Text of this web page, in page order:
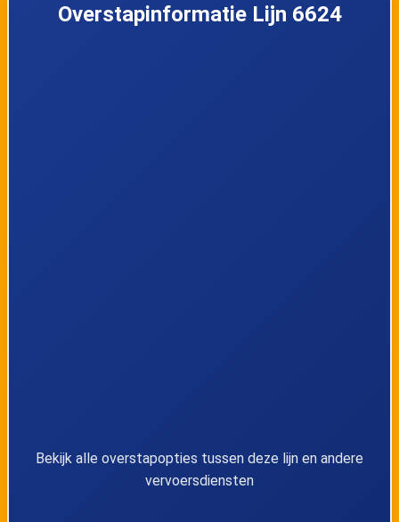
Overstapinformatie Lijn 6624
Bekijk alle overstapopties tussen deze lijn en andere
vervoersdiensten